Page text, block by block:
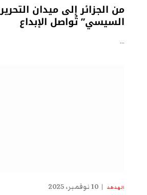
من الجزائر إلى ميدان
السيسي” تُواصل الإبداع
…
الهدهد 10 نوفمبر، 2025